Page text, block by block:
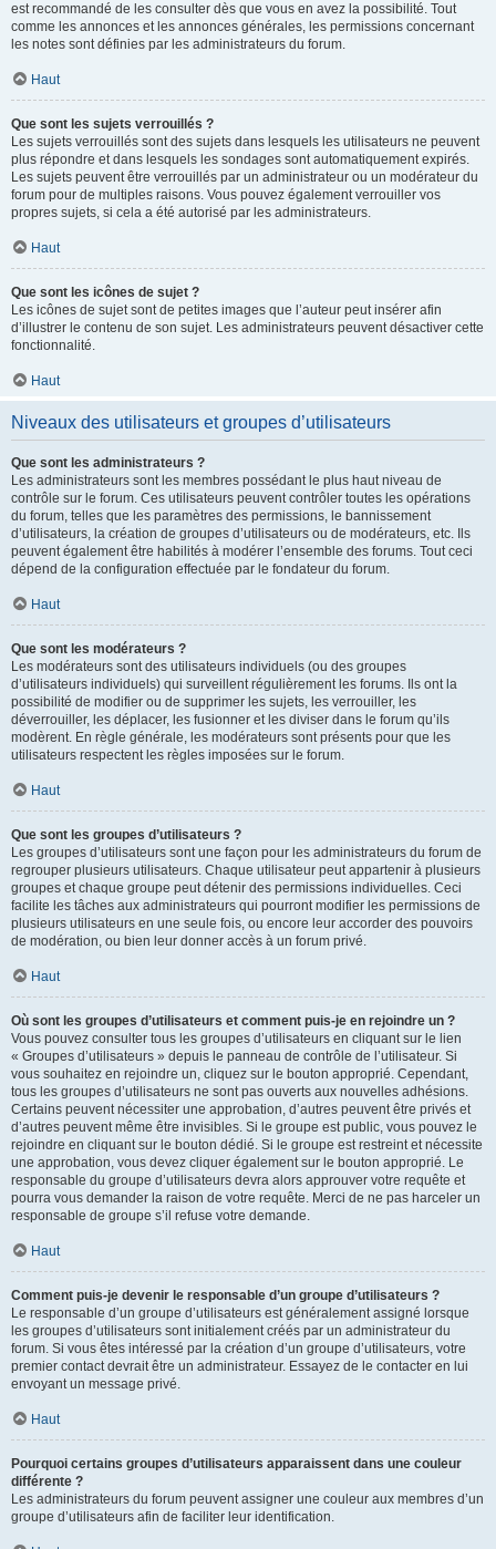
est recommandé de les consulter dès que vous en avez la possibilité. Tout
comme les annonces et les annonces générales, les permissions concernant
les notes sont définies par les administrateurs du forum.
Haut
Que sont les sujets verrouillés ?
Les sujets verrouillés sont des sujets dans lesquels les utilisateurs ne peuvent
plus répondre et dans lesquels les sondages sont automatiquement expirés.
Les sujets peuvent être verrouillés par un administrateur ou un modérateur du
forum pour de multiples raisons. Vous pouvez également verrouiller vos
propres sujets, si cela a été autorisé par les administrateurs.
Haut
Que sont les icônes de sujet ?
Les icônes de sujet sont de petites images que l’auteur peut insérer afin
d’illustrer le contenu de son sujet. Les administrateurs peuvent désactiver cette
fonctionnalité.
Haut
Niveaux des utilisateurs et groupes d’utilisateurs
Que sont les administrateurs ?
Les administrateurs sont les membres possédant le plus haut niveau de
contrôle sur le forum. Ces utilisateurs peuvent contrôler toutes les opérations
du forum, telles que les paramètres des permissions, le bannissement
d’utilisateurs, la création de groupes d’utilisateurs ou de modérateurs, etc. Ils
peuvent également être habilités à modérer l’ensemble des forums. Tout ceci
dépend de la configuration effectuée par le fondateur du forum.
Haut
Que sont les modérateurs ?
Les modérateurs sont des utilisateurs individuels (ou des groupes
d’utilisateurs individuels) qui surveillent régulièrement les forums. Ils ont la
possibilité de modifier ou de supprimer les sujets, les verrouiller, les
déverrouiller, les déplacer, les fusionner et les diviser dans le forum qu’ils
modèrent. En règle générale, les modérateurs sont présents pour que les
utilisateurs respectent les règles imposées sur le forum.
Haut
Que sont les groupes d’utilisateurs ?
Les groupes d’utilisateurs sont une façon pour les administrateurs du forum de
regrouper plusieurs utilisateurs. Chaque utilisateur peut appartenir à plusieurs
groupes et chaque groupe peut détenir des permissions individuelles. Ceci
facilite les tâches aux administrateurs qui pourront modifier les permissions de
plusieurs utilisateurs en une seule fois, ou encore leur accorder des pouvoirs
de modération, ou bien leur donner accès à un forum privé.
Haut
Où sont les groupes d’utilisateurs et comment puis-je en rejoindre un ?
Vous pouvez consulter tous les groupes d’utilisateurs en cliquant sur le lien
« Groupes d’utilisateurs » depuis le panneau de contrôle de l’utilisateur. Si
vous souhaitez en rejoindre un, cliquez sur le bouton approprié. Cependant,
tous les groupes d’utilisateurs ne sont pas ouverts aux nouvelles adhésions.
Certains peuvent nécessiter une approbation, d’autres peuvent être privés et
d’autres peuvent même être invisibles. Si le groupe est public, vous pouvez le
rejoindre en cliquant sur le bouton dédié. Si le groupe est restreint et nécessite
une approbation, vous devez cliquer également sur le bouton approprié. Le
responsable du groupe d’utilisateurs devra alors approuver votre requête et
pourra vous demander la raison de votre requête. Merci de ne pas harceler un
responsable de groupe s’il refuse votre demande.
Haut
Comment puis-je devenir le responsable d’un groupe d’utilisateurs ?
Le responsable d’un groupe d’utilisateurs est généralement assigné lorsque
les groupes d’utilisateurs sont initialement créés par un administrateur du
forum. Si vous êtes intéressé par la création d’un groupe d’utilisateurs, votre
premier contact devrait être un administrateur. Essayez de le contacter en lui
envoyant un message privé.
Haut
Pourquoi certains groupes d’utilisateurs apparaissent dans une couleur
différente ?
Les administrateurs du forum peuvent assigner une couleur aux membres d’un
groupe d’utilisateurs afin de faciliter leur identification.